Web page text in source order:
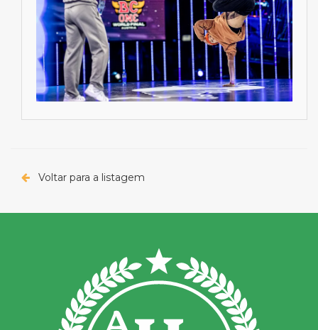
Voltar para a listagem